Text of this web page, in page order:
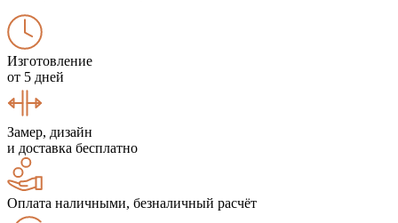
Изготовление
от 5 дней
Замер, дизайн
и доставка бесплатно
Оплата наличными, безналичный расчёт